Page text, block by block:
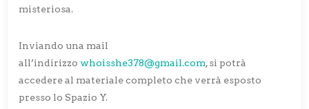
misteriosa.
Inviando una mail
all’indirizzo whoisshe378@gmail.com, si potrà
accedere al materiale completo che verrà esposto
presso lo Spazio Y.